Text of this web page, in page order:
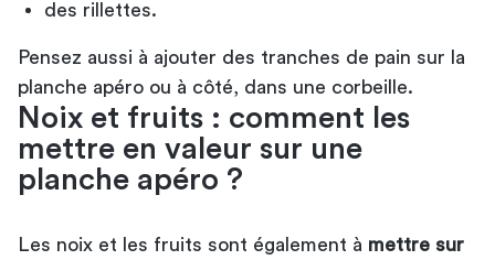
des rillettes.
Pensez aussi à ajouter des tranches de pain sur la
planche apéro ou à côté, dans une corbeille.
Noix et fruits : comment les
mettre en valeur sur une
planche apéro ?
Les noix et les fruits sont également à mettre sur